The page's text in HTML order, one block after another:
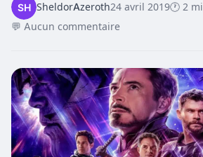
SheldorAzeroth24 avril 2019🕐 2
💬 Aucun commentaire